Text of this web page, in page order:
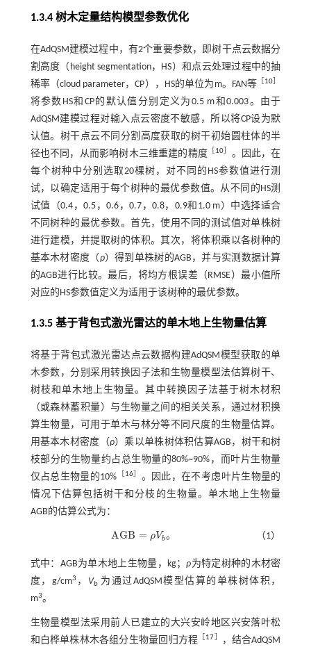
1.3.4 树木定量结构模型参数优化
在AdQSM建模过程中，有2个重要参数，即树干点云数据分
割高度（height segmentation，HS）和点云处理过程中的抽
稀率（cloud parameter，CP），HS的单位为m。FAN等
10
将参数HS和CP的默认值分别定义为0.5 m和0.003。由于
AdQSM建模过程对输入点云密度不敏感，所以将CP设为默
认值。树干点云不同分割高度获取的树干初始圆柱体的半
径也不同，从而影响树木三维重建的精度
10
。因此，在
每个树种中分别选取20棵树，对不同的HS参数值进行测
试，以确定适用于每个树种的最优参数值。从不同的HS测
试值（0.4，0.5，0.6，0.7，0.8，0.9和1.0 m）中选择适合
不同树种的最优参数。首先，使用不同的测试值对单株树
进行建模，并提取树的体积。其次，将体积乘以各树种的
基本木材密度（ρ）得到单株树的AGB，并与实测数据计算
的AGB进行比较。最后，将均方根误差（RMSE）最小值所
对应的HS参数值定义为适用于该树种的最优参数。
1.3.5 基于背包式激光雷达的单木地上生物量估算
将基于背包式激光雷达点云数据构建AdQSM模型获取的单
木参数，分别采用转换因子法和生物量模型法估算树干、
树枝和单木地上生物量。其中转换因子法基于树木材积
（或森林蓄积量）与生物量之间的相关关系，通过材积换
算生物量，可用于单木与林分等不同尺度的生物量估算。
用基本木材密度（ρ）乘以单株树体积估算AGB，树干和树
枝部分的生物量约占总生物量的80%~90%，而叶片生物量
仅占总生物量的10%
16］ 。因此，在不考虑叶片生物量的
情况下估算包括树干和分枝的生物量。单木地上生物量
AGB的估算公式为：
AGB = ρVb
AGB=ρ Vb 。 （1）
式中：AGB为单木地上生物量，kg；ρ为特定树种的木材密
度，g/cm3 ， Vb为通过AdQSM模型估算的单株树体积，
m3。
生物量模型法采用前人已建立的大兴安岭地区兴安落叶松
和白桦单株林木各组分生物量回归方程
17
，结合AdQSM